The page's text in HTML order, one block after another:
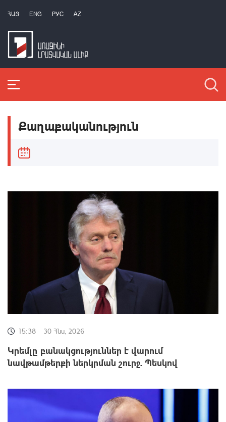
ՀԱՅ ENG РУС AZ
Քաղաքականություն
15:38 30 Հնս, 2026
Կրեմլը բանակցություններ է վարում
նավթամթերքի ներկրման շուրջ. Պեսկով